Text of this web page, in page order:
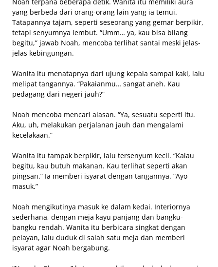
yang berbeda dari orang-orang lain yang ia temui.
Tatapannya tajam, seperti seseorang yang gemar berpikir,
tetapi senyumnya lembut. “Umm… ya, kau bisa bilang
begitu,” jawab Noah, mencoba terlihat santai meski jelas-
jelas kebingungan.
Wanita itu menatapnya dari ujung kepala sampai kaki, lalu
melipat tangannya. “Pakaianmu… sangat aneh. Kau
pedagang dari negeri jauh?”
Noah mencoba mencari alasan. “Ya, sesuatu seperti itu.
Aku, uh, melakukan perjalanan jauh dan mengalami
kecelakaan.”
Wanita itu tampak berpikir, lalu tersenyum kecil. “Kalau
begitu, kau butuh makanan. Kau terlihat seperti akan
pingsan.” Ia memberi isyarat dengan tangannya. “Ayo
masuk.”
Noah mengikutinya masuk ke dalam kedai. Interiornya
sederhana, dengan meja kayu panjang dan bangku-
bangku rendah. Wanita itu berbicara singkat dengan
pelayan, lalu duduk di salah satu meja dan memberi
isyarat agar Noah bergabung.